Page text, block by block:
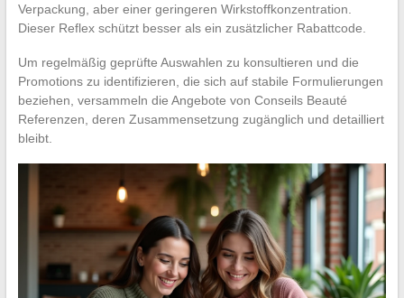
Verpackung, aber einer geringeren Wirkstoffkonzentration.
Dieser Reflex schützt besser als ein zusätzlicher Rabattcode.
Um regelmäßig geprüfte Auswahlen zu konsultieren und die
Promotions zu identifizieren, die sich auf stabile Formulierungen
beziehen, versammeln die Angebote von Conseils Beauté
Referenzen, deren Zusammensetzung zugänglich und detailliert
bleibt.